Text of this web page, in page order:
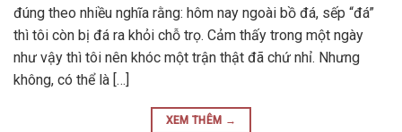
đúng theo nhiều nghĩa rằng: hôm nay ngoài bồ đá, sếp “đá”
thì tôi còn bị đá ra khỏi chỗ trọ. Cảm thấy trong một ngày
như vậy thì tôi nên khóc một trận thật đã chứ nhỉ. Nhưng
không, có thể là […]
XEM THÊM →